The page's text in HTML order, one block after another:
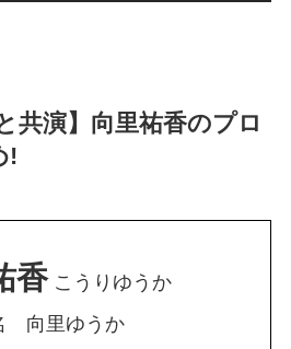
共演】向里祐香のプロ
!
香こうりゆうか
向里ゆうか